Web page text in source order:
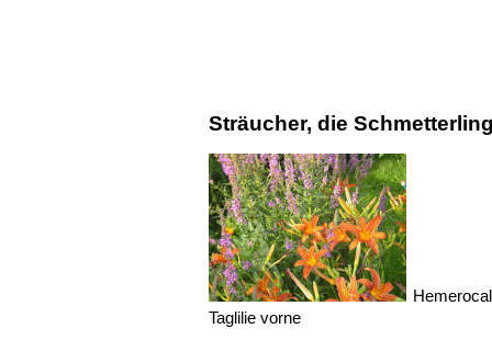
Sträucher, die
Taglilie vorne